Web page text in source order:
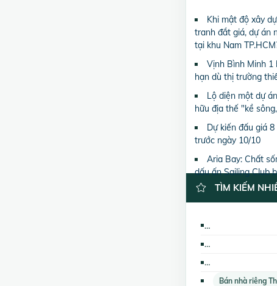
Khi mật độ xây
tranh đắt giá, dự án
tại khu Nam
Vịnh Bình Minh 1
hạn dù thị trường
Lộ diện một dự
hữu địa thế "kề
Dự kiến đấu giá
trước ngày 10/10
Aria Bay: Chất
dấu ấn Sailing Club
TÌM KIẾM
Bán nhà riêng